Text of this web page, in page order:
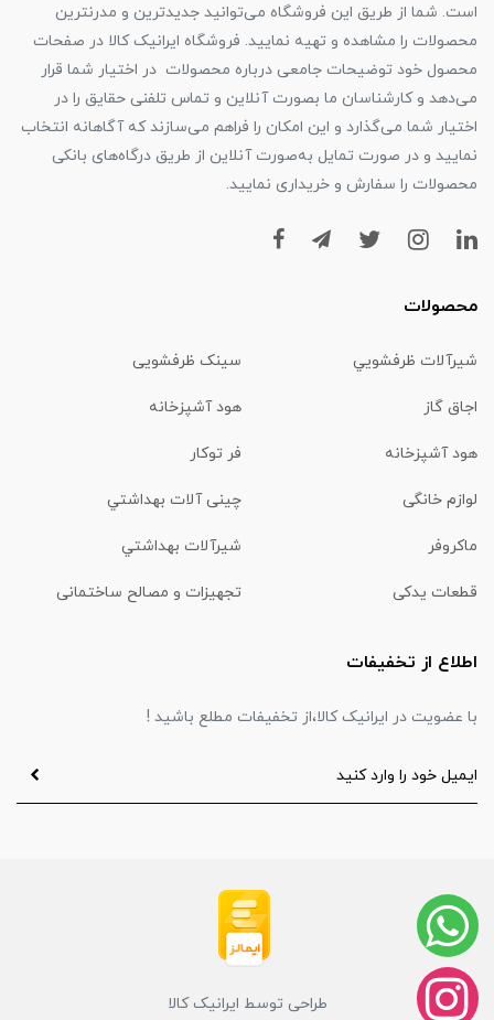
است. شما از طریق این فروشگاه می‌توانید جدیدترین و مدرنترین
محصولات را مشاهده و تهیه نمایید. فروشگاه ایرانیک کالا در صفحات
محصول خود توضیحات جامعی درباره محصولات در اختیار شما قرار
می‌دهد و کارشناسان ما بصورت آنلاین و تماس تلفنی حقایق را در
اختیار شما می‌گذارد و این امکان را فراهم می‌سازند که آگاهانه انتخاب
نمایید و در صورت تمایل به‌صورت آنلاین از طریق درگاه‌های بانکی
محصولات را سفارش و خریداری نمایید.
محصولات
شیرآلات ظرفشويي سینک ظرفشویی
اجاق گاز هود آشپزخانه
هود آشپزخانه فر توکار
لوازم خانگی چینی آلات بهداشتي
ماكروفر شیرآلات بهداشتي
قطعات یدکی تجهیزات و مصالح ساختمانی
اطلاع از تخفیفات
با عضویت در ایرانیک کالا،از تخفیفات مطلع باشید !
طراحی توسط ایرانیک کالا